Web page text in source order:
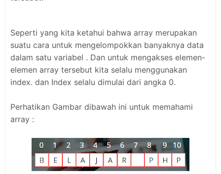
Seperti yang kita ketahui bahwa array merupakan
suatu cara untuk mengelompokkan banyaknya data
dalam satu variabel . Dan untuk mengakses elemen-
elemen array tersebut kita selalu menggunakan
index. dan Index selalu dimulai dari angka 0.
Perhatikan Gambar dibawah ini untuk memahami
array :